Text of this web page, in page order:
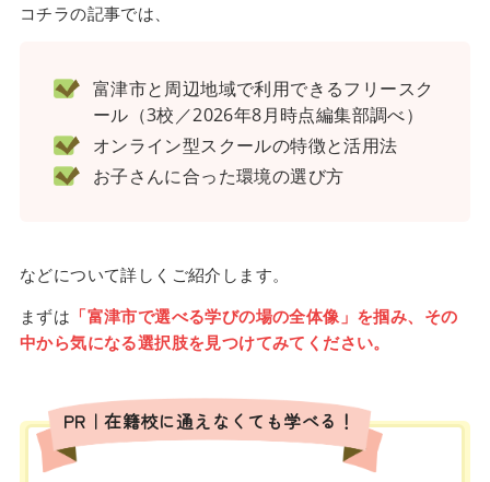
コチラの記事では、
富津市と周辺地域で利用できるフリースク
ール（3校／2026年8月時点編集部調べ）
オンライン型スクールの特徴と活用法
お子さんに合った環境の選び方
などについて詳しくご紹介します。
まずは 「富津市で選べる学びの場の全体像」を掴み、その
中から気になる選択肢を見つけてみてください。
PR｜在籍校に通えなくても学べる！